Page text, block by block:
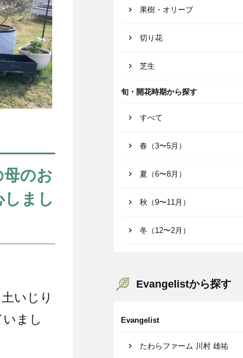
のお
まし
いじり
まし
果樹・オリーブ
切り花
芝生
旬・開花時期から探す
すべて
春（3〜5月）
夏（6〜8月）
秋（9〜11月）
冬（12〜2月）
Evangelistから探す
Evangelist
たわらファーム 川村 雄祐